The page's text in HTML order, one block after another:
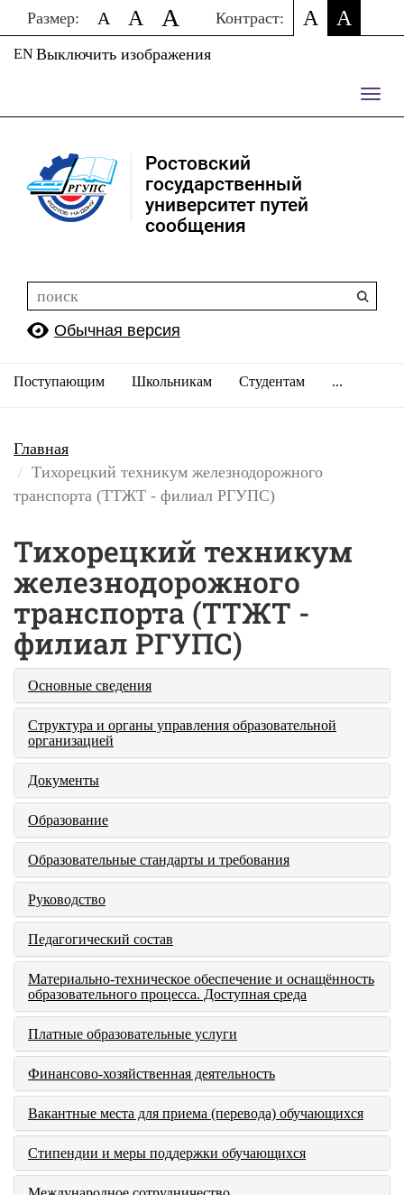
Размер: A A A Контраст: A A
Выключить изображения
EN
Ростовский
государственный
университет путей
сообщения
Обычная версия
Поступающим Школьникам Студентам ...
Главная
Тихорецкий техникум железнодорожного
транспорта (ТТЖТ - филиал РГУПС)
Тихорецкий техникум
железнодорожного
транспорта (ТТЖТ -
филиал РГУПС)
Основные сведения
Структура и органы управления образовательной
организацией
Документы
Образование
Образовательные стандарты и требования
Руководство
Педагогический состав
Материально-техническое обеспечение и оснащённость
образовательного процесса. Доступная среда
Платные образовательные услуги
Финансово-хозяйственная деятельность
Вакантные места для приема (перевода) обучающихся
Стипендии и меры поддержки обучающихся